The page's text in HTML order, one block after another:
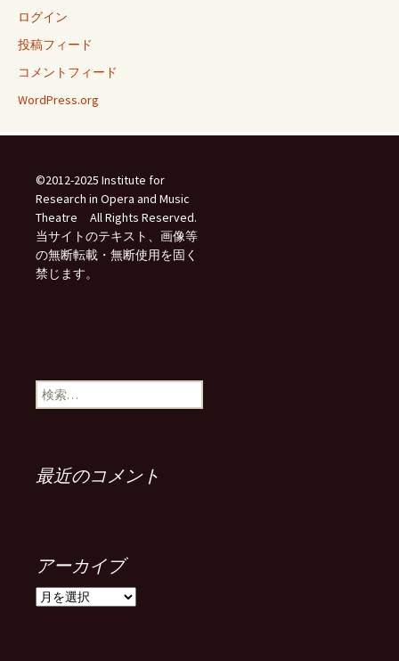
ログイン
投稿フィード
コメントフィード
WordPress.org
©2012-2025 Institute for
Research in Opera and Music
Theatre All Rights Reserved.
当サイトのテキスト、画像等
の無断転載・無断使用を固く
禁じます。
検
索:
最近のコメント
アーカイブ
ア